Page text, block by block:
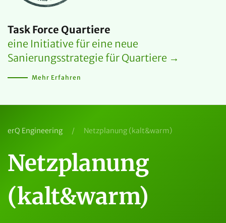
Task Force Quartiere
eine Initiative für eine neue
Sanierungsstrategie für Quartiere →
Mehr Erfahren
erQ Engineering Netzplanung (kalt&warm)
Netzplanung
(kalt&warm)